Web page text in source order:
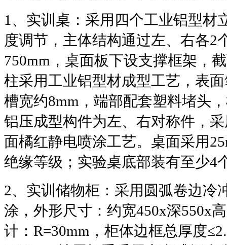
1 、实训桌：采用四个工业铝型材
度调节，主体结构通过左、右各2
750mm ，桌面板下设支撑框架，
柱采用工业铝型材成型工艺，表
槽宽约8mm ，端部配套塑料堵头
铝压成型构件为左、右对称件，
面橘红静电喷涂工艺。桌面采用
绝缘等级；实验桌底部装有至少4
2、实训储物柜：采用圆弧卷边冷
涂，外形尺寸：约宽450x深550x高
计： R=30mm ，柜体边框总厚度